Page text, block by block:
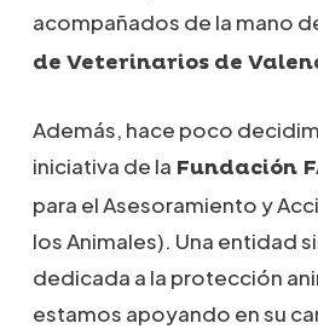
acompañados de la mano
de Veterinarios de
Además, hace poco
iniciativa de la Fundación
para el Asesoramiento y
los Animales). Una entidad
dedicada a la protección
estamos apoyando en su